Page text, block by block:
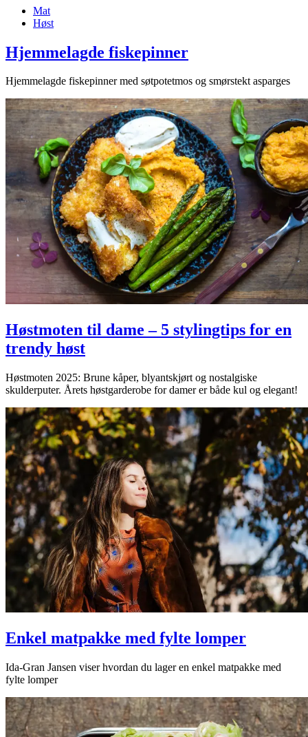
Mat
Høst
Hjemmelagde fiskepinner
Hjemmelagde fiskepinner med søtpotetmos og smørstekt asparges
Høstmoten til dame – 5 stylingtips for en
trendy høst
Høstmoten 2025: Brune kåper, blyantskjørt og nostalgiske
skulderputer. Årets høstgarderobe for damer er både kul og elegant!
Enkel matpakke med fylte lomper
Ida-Gran Jansen viser hvordan du lager en enkel matpakke med
fylte lomper